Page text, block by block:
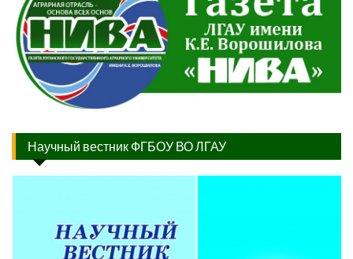
Научный вестник ФГБОУ ВО ЛГАУ